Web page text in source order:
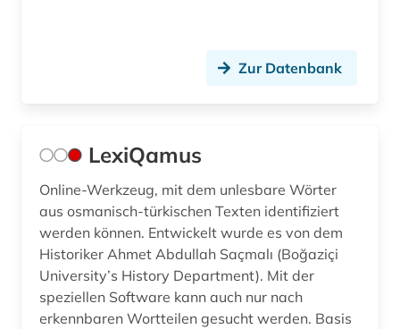
Zur Datenbank
LexiQamus
Online-Werkzeug, mit dem unlesbare Wörter
aus osmanisch-türkischen Texten identifiziert
werden können. Entwickelt wurde es von dem
Historiker Ahmet Abdullah Saçmalı (Boğaziçi
University’s History Department). Mit der
speziellen Software kann auch nur nach
erkennbaren Wortteilen gesucht werden. Basis